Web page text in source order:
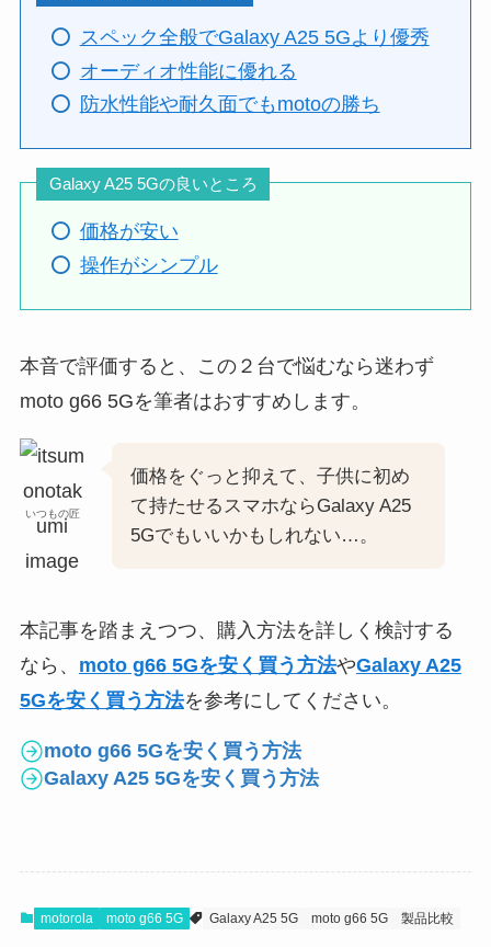
スペック全般でGalaxy A25 5Gより優秀
オーディオ性能に優れる
防水性能や耐久面でもmotoの勝ち
Galaxy A25 5Gの良いところ
価格が安い
操作がシンプル
本音で評価すると、この２台で悩むなら迷わず
moto g66 5Gを筆者はおすすめします。
いつもの匠
価格をぐっと抑えて、子供に初め
て持たせるスマホならGalaxy A25
5Gでもいいかもしれない…。
本記事を踏まえつつ、購入方法を詳しく検討する
なら、 moto g66 5Gを安く買う方法やGalaxy A25
5Gを安く買う方法を参考にしてください。
moto g66 5Gを安く買う方法
Galaxy A25 5Gを安く買う方法
motorola moto g66 5G Galaxy A25 5G moto g66 5G 製品比較